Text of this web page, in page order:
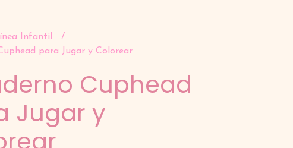
Infantil
para Jugar y Colorear
Cuphead
Jugar y